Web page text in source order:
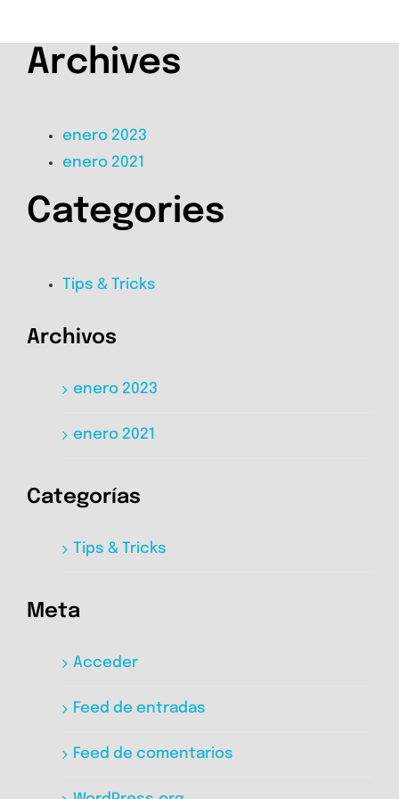
Archives
enero 2023
enero 2021
Categories
Tips & Tricks
Archivos
enero 2023
enero 2021
Categorías
Tips & Tricks
Meta
Acceder
Feed de entradas
Feed de comentarios